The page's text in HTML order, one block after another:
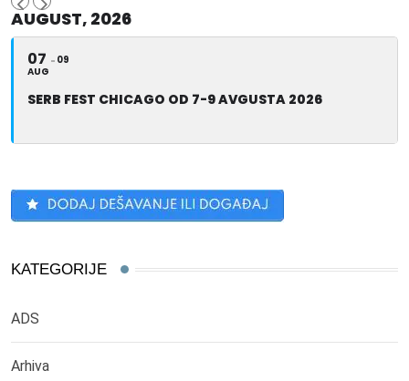
AUGUST, 2026
07
AUG
09
SERB FEST CHICAGO OD 7-9 AVGUSTA 2026
KATEGORIJE
ADS
Arhiva